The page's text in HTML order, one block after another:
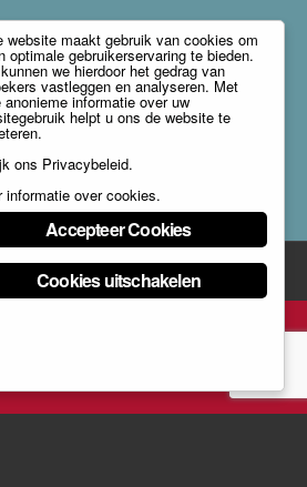
website maakt gebruik van cookies om
optimale gebruikerservaring te bieden.
we hierdoor het gedrag van
vastleggen en analyseren. Met
anonieme informatie over uw
helpt u ons de website te
ons Privacybeleid.
informatie over cookies.
Accepteer Cookies
Cookies uitschakelen